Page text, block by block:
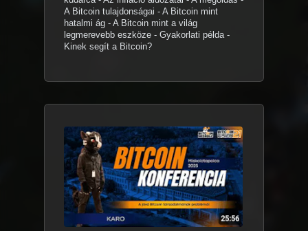
A Bitcoin tulajdonságai - A Bitcoin mint
hatalmi ág - A Bitcoin mint a világ
legmerevebb eszköze - Gyakorlati példa -
Kinek segít a Bitcoin?